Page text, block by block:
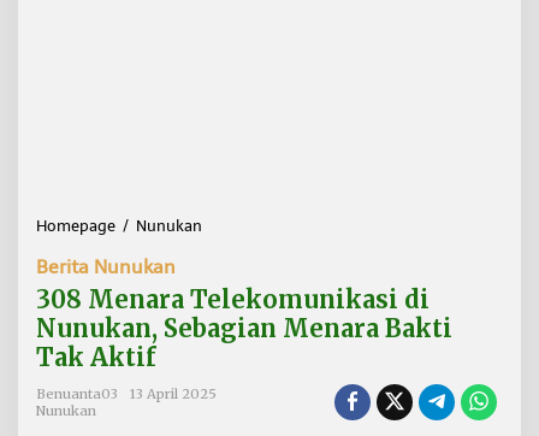
Homepage / Nunukan
M
e
n
a
Berita Nunukan
308 Menara Telekomunikasi di
Nunukan, Sebagian Menara Bakti
Tak Aktif
Benuanta03
13 April 2025
Nunukan